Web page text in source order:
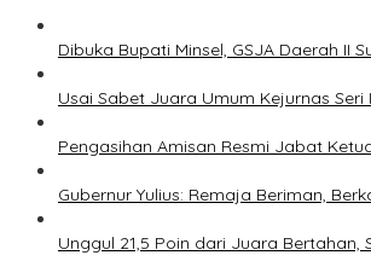
Dibuka Bupati Minsel, GSJA Daerah II
Usai Sabet Juara Umum Kejurnas
Pengasihan Amisan Resmi Jabat
Gubernur Yulius: Remaja Beriman,
Unggul 21,5 Poin dari Juara